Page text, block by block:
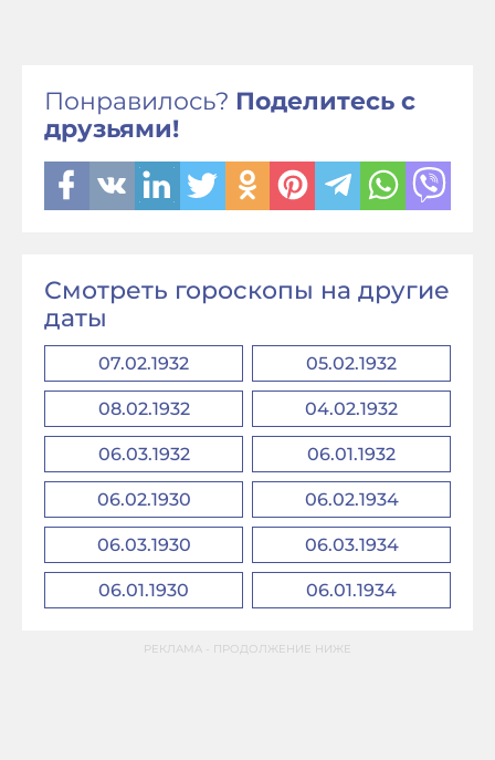
Понравилось? Поделитесь с
друзьями!
Смотреть гороскопы на другие
даты
07.02.1932 05.02.1932
08.02.1932 04.02.1932
06.03.1932 06.01.1932
06.02.1930 06.02.1934
06.03.1930 06.03.1934
06.01.1930 06.01.1934
РЕКЛАМА - ПРОДОЛЖЕНИЕ НИЖЕ